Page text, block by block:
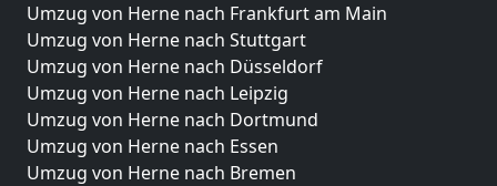
Umzug von Herne nach Frankfurt am Main
Umzug von Herne nach Stuttgart
Umzug von Herne nach Düsseldorf
Umzug von Herne nach Leipzig
Umzug von Herne nach Dortmund
Umzug von Herne nach Essen
Umzug von Herne nach Bremen